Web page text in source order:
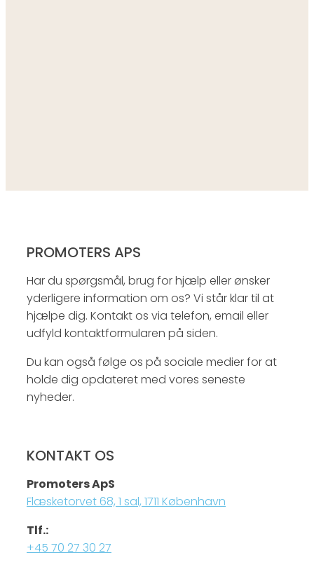
PROMOTERS APS
Har du spørgsmål, brug for hjælp eller ønsker
yderligere information om os? Vi står klar til at
hjælpe dig. Kontakt os via telefon, email eller
udfyld kontaktformularen på siden.
Du kan også følge os på sociale medier for at
holde dig opdateret med vores seneste
nyheder.
KONTAKT OS
Promoters ApS
Flæsketorvet 68, 1 sal, 1711 København
Tlf.:
+45 70 27 30 27